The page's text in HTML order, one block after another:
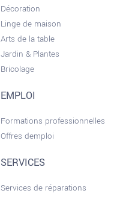
Décoration
Linge de maison
Arts de la table
Jardin & Plantes
Bricolage
EMPLOI
Formations professionnelles
Offres demploi
SERVICES
Services de réparations